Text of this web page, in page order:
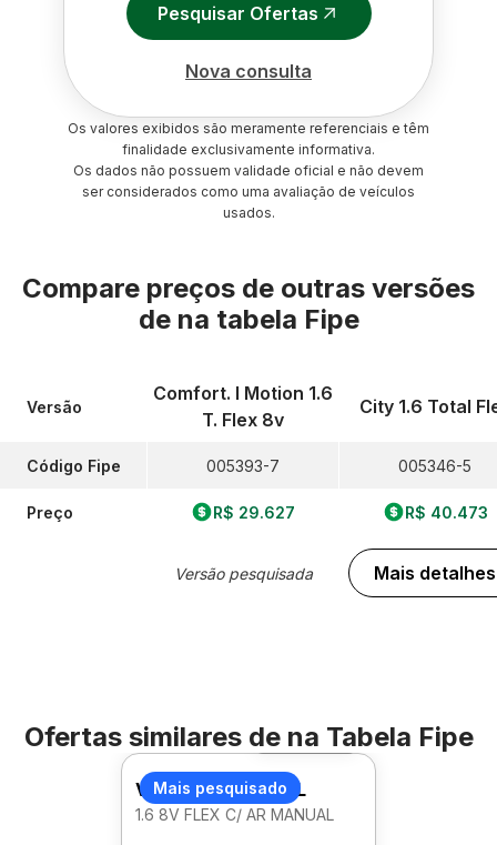
Pesquisar Ofertas
Nova consulta
Os valores exibidos são meramente referenciais e têm
finalidade exclusivamente informativa.
Os dados não possuem validade oficial e não devem
ser considerados como uma avaliação de veículos
usados.
Compare preços de outras versões
de na tabela Fipe
Versão
Código Fipe
Preço
Comfort. I Motion 1.6
T. Flex 8v
005393-7
R$ 29.627
Versão pesquisada
City 1.6 Total
005346-5
R$ 40.473
Mais detalhes
Ofertas similares de na Tabela Fipe
Mais pesquisado
Foto 360º
VOLKSWAGEN GOL
1.6 8V FLEX C/ AR MANUAL